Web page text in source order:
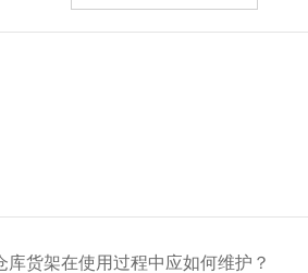
库货架在使用过程中应如何维护？